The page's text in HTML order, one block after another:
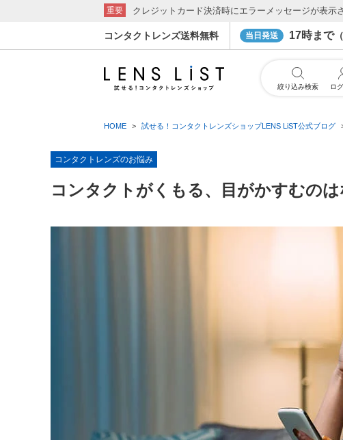
コンタクトレンズ送料無料 当日発送 17時まで
重要 クレジットカード決済時にエラーメッセージが表示
HOME 試せる！コンタクトレンズショップLENS LiST公式ブログ
コンタクトレンズのお悩み
コンタクトがくもる、目がかすむの
絞り込み検索 ロ